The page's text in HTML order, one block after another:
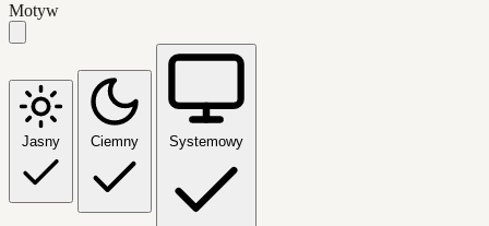
Motyw
Jasny Ciemny Systemowy